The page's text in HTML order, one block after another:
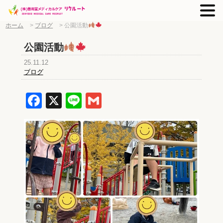
ホーム > ブログ >公園活動
公園活動
25.11.12
ブログ
Facebook
X Line